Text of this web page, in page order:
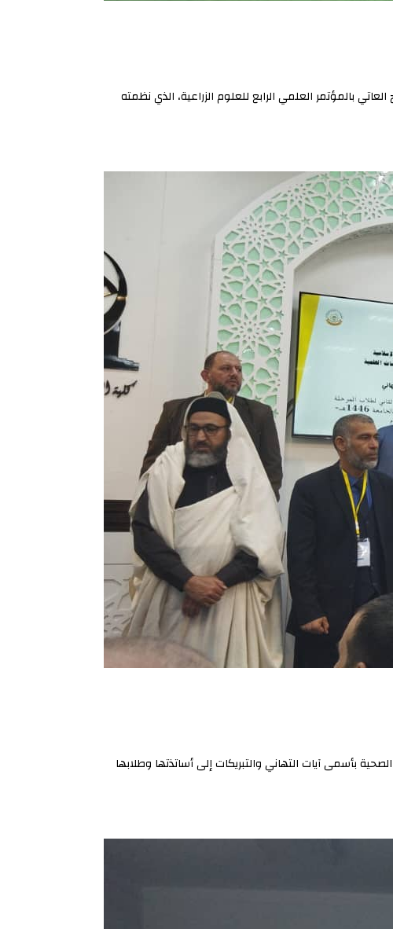
نواره، أ. مفتاح العاتي بالمؤتمر العلمي الرابع للعلوم الزراعية، الذي نظمته
بأسمى آيات التهاني والتبريكات إلى أساتذتها وطلابها